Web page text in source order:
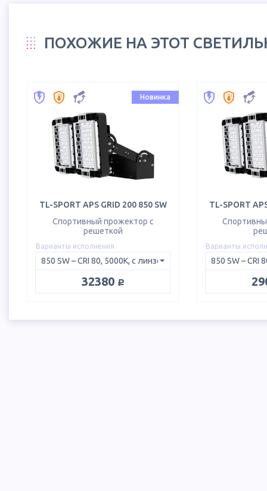
ПОХОЖИЕ НА ЭТОТ
Новинка
TL-SPORT APS GRID 200 850 SW
Спортивный прожектор с
решеткой
Варианты исполнения
32380 руб.
TL-SPORT
Варианты